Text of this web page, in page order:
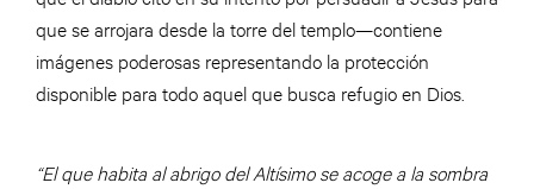
que se arrojara desde la torre del templo—contiene
imágenes poderosas representando la protección
disponible para todo aquel que busca refugio en Dios.
“El que habita al abrigo del Altísimo se acoge a la sombra